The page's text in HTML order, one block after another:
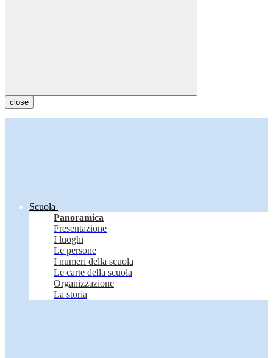
close
Scuola
Panoramica
Presentazione
I luoghi
Le persone
I numeri della scuola
Le carte della scuola
Organizzazione
La storia